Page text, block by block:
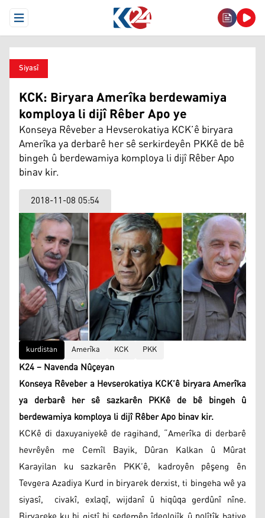
Open Menu
Siyasî
KCK: Biryara Amerîka berdewamiya
komploya li dijî Rêber Apo ye
Konseya Rêveber a Hevserokatiya KCK’ê biryara
Amerîka ya derbarê her sê serkirdeyên PKKê de bê
bingeh û berdewamiya komploya li dijî Rêber Apo
binav kir.
2018-11-08 05:54
kurdistan Amerîka KCK PKK
K24 – Navenda Nûçeyan
Konseya Rêveber a Hevserokatiya KCK’ê biryara Amerîka
ya derbarê her sê sazkarên PKKê de bê bingeh û
berdewamiya komploya li dijî Rêber Apo binav kir.
KCKê di daxuyaniyekê de ragihand, “Amerîka di derbarê
hevrêyên me Cemîl Bayik, Dûran Kalkan û Mûrat
Karayilan ku sazkarên PKK’ê, kadroyên pêşeng ên
Tevgera Azadiya Kurd in biryarek derxist, ti bingeha wê ya
siyasî, civakî, exlaqî, wijdanî û hiqûqa gerdûnî nîne.